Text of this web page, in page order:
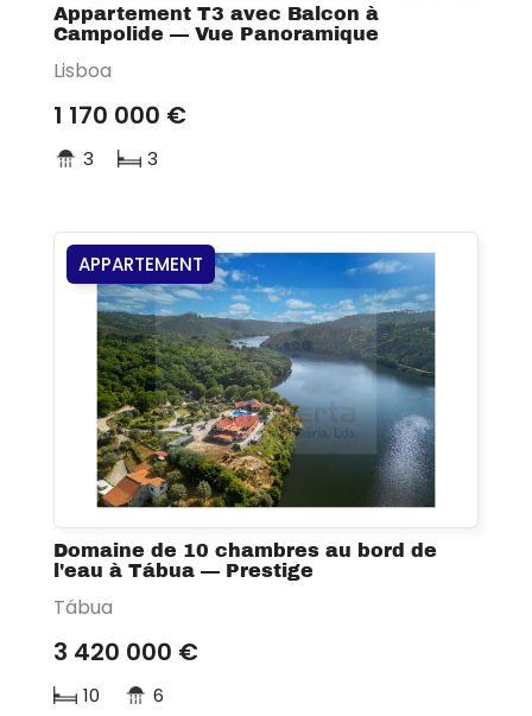
Appartement T3 avec Balcon à
Campolide — Vue Panoramique
Lisboa
1 170 000 €
3 3
APPARTEMENT
Domaine de 10 chambres au bord de
l'eau à Tábua — Prestige
Tábua
3 420 000 €
10 6